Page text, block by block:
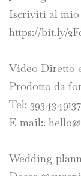
Iscriviti al mio
https://bit.ly/
Video Diretto
Prodotto da
Tel: 3934349137
E-mail:.
Wedding